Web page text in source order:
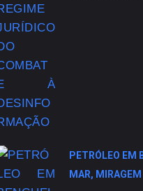
PETRÓLEO EM
MAR,